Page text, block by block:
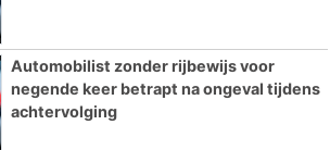
Automobilist zonder rijbewijs voor
negende keer betrapt na ongeval tijdens
achtervolging